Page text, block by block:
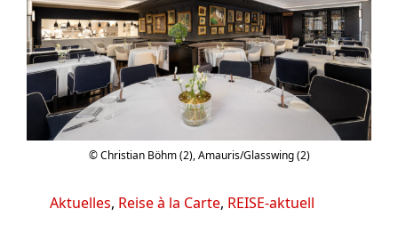
© Christian Böhm (2), Amauris/Glasswing (2)
Kategorien
Aktuelles, Reise à la Carte, REISE-aktuell